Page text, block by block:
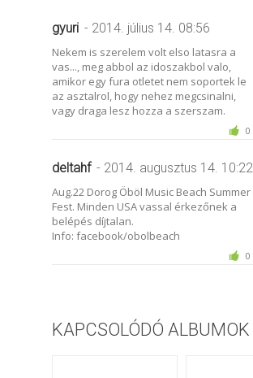
gyuri - 2014. július 14. 08:56
Nekem is szerelem volt elso latasra a
vas..., meg abbol az idoszakbol valo,
amikor egy fura otletet nem soportek le
az asztalrol, hogy nehez megcsinalni,
vagy draga lesz hozza a szerszam.
0
deltahf - 2014. augusztus 14. 10:22
Aug.22 Dorog Öböl Music Beach Summer
Fest. Minden USA vassal érkezőnek a
belépés díjtalan.
Info: facebook/obolbeach
0
KAPCSOLÓDÓ ALBUMOK